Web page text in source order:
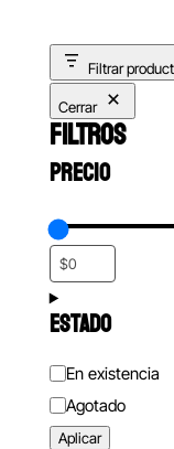
Filtrar
Cerrar
FILTROS
PRECIO
ESTADO
Estado
En existencia
Agotado
Aplicar